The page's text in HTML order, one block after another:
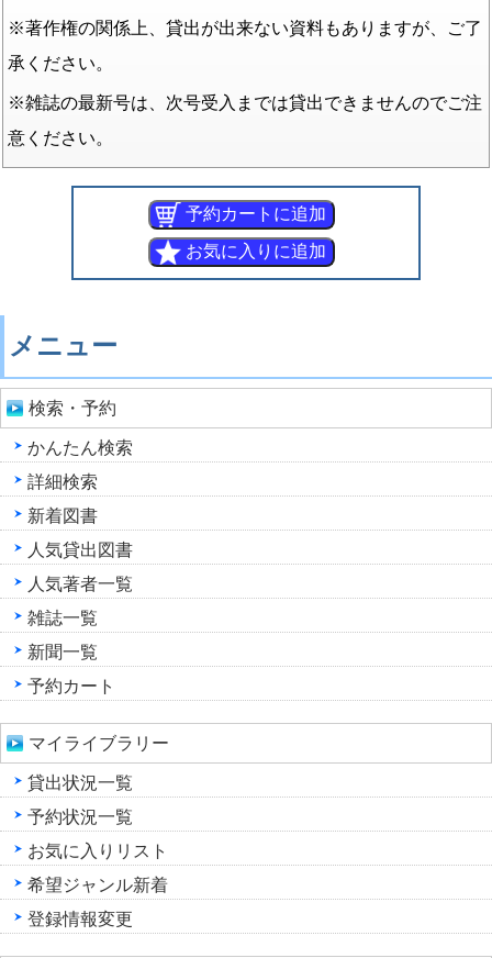
※著作権の関係上、貸出が出来ない資料もありますが、ご了
承ください。
※雑誌の最新号は、次号受入までは貸出できませんのでご注
意ください。
メニュー
検索・予約
かんたん検索
詳細検索
新着図書
人気貸出図書
人気著者一覧
雑誌一覧
新聞一覧
予約カート
マイライブラリー
貸出状況一覧
予約状況一覧
お気に入りリスト
希望ジャンル新着
登録情報変更